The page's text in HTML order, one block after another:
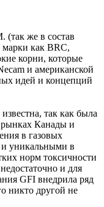
(так же в состав
как BRC,
корни, которые
и американской
идей и концепций
так как была
рынках Канады и
в газовых
уникальными в
норм токсичности
и для
GFI внедрила ряд
никто другой не